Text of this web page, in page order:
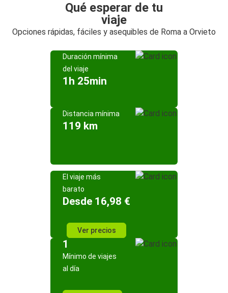
Qué esperar de tu
viaje
Opciones rápidas, fáciles y asequibles de Roma a Orvieto
Duración mínima
del viaje
1h 25min
Distancia mínima
119 km
El viaje más
barato
Desde 16,98 €
Ver precios
1
Mínimo de viajes
al día